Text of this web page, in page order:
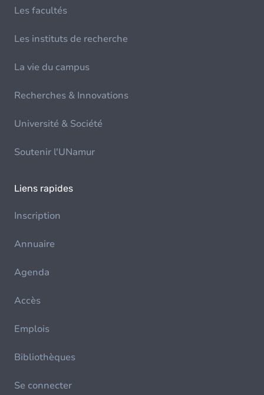
Les facultés
Les instituts de recherche
La vie du campus
Recherches & Innovations
Université & Société
Soutenir l'UNamur
Liens rapides
Inscription
Annuaire
Agenda
Accès
Emplois
Bibliothèques
Se connecter